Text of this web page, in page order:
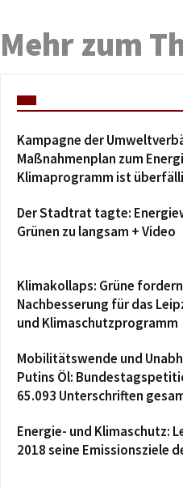
Mehr zum
Kampagne der
Maßnahmenplan zum
Klimaprogramm ist
Der Stadtrat tagte:
Grünen zu langsam + Video
Klimakollaps: Grüne
Nachbesserung für das
und Klimaschutzprogramm
Mobilitätswende und
Putins Öl:
65.093 Unterschriften
Energie- und Klimaschutz:
2018 seine Emissionsziele